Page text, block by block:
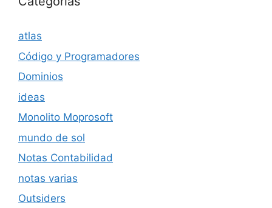
atlas
Código y Programadores
Dominios
ideas
Monolito Moprosoft
mundo de sol
Notas Contabilidad
notas varias
Outsiders